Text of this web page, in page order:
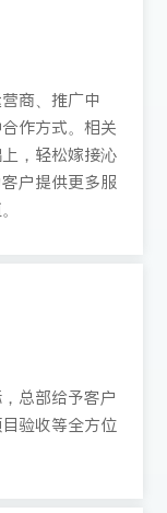
商、推广中
作方式。相关
，轻松嫁接沁
户提供更多服
总部给予客户
验收等全方位